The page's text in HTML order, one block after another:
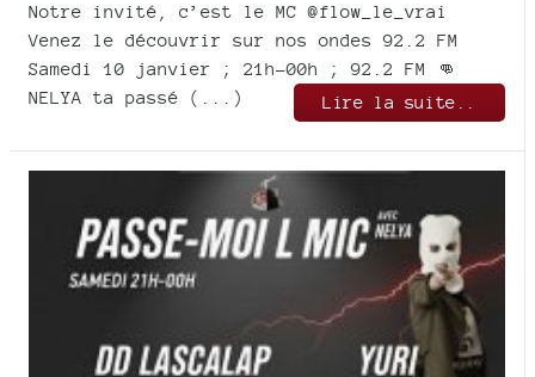
Notre invité, c’est le MC @flow_le_vrai
Venez le découvrir sur nos ondes 92.2 FM
Samedi 10 janvier ; 21h-00h ; 92.2 FM 👊
NELYA ta passé (...)
Lire la suite..